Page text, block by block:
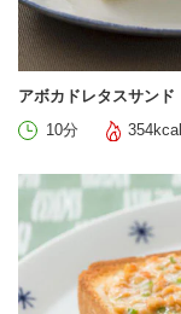
アボカドレタスサンド
10分
354kcal